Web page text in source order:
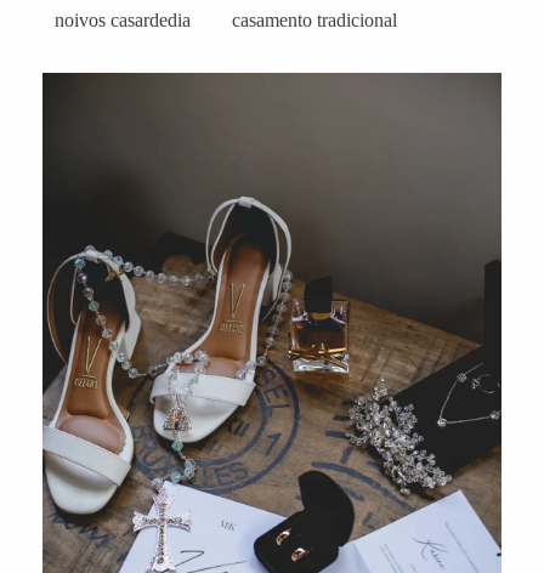
noivos casardedia
casamento tradicional